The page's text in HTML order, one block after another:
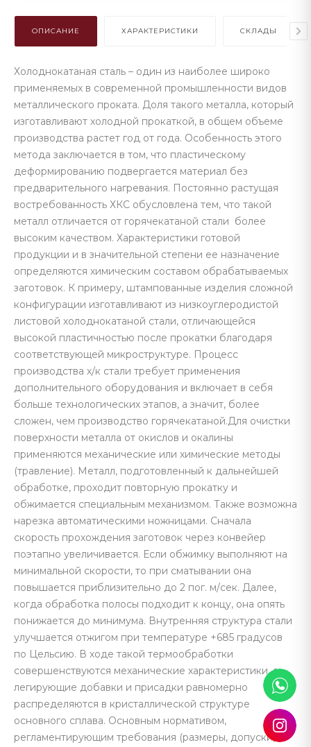
ОПИСАНИЕ ХАРАКТЕРИСТИКИ СКЛАДЫ
Холоднокатаная сталь – один из наиболее широко
применяемых в современной промышленности видов
металлического проката. Доля такого металла, который
изготавливают холодной прокаткой, в общем объеме
производства растет год от года. Особенность этого
метода заключается в том, что пластическому
деформированию подвергается материал без
предварительного нагревания. Постоянно растущая
востребованность ХКС обусловлена тем, что такой
металл отличается от горячекатаной стали более
высоким качеством. Характеристики готовой
продукции и в значительной степени ее назначение
определяются химическим составом обрабатываемых
заготовок. К примеру, штампованные изделия сложной
конфигурации изготавливают из низкоуглеродистой
листовой холоднокатаной стали, отличающейся
высокой пластичностью после прокатки благодаря
соответствующей микроструктуре. Процесс
производства х/к стали требует применения
дополнительного оборудования и включает в себя
больше технологических этапов, а значит, более
сложен, чем производство горячекатаной.Для очистки
поверхности металла от окислов и окалины
применяются механические или химические методы
(травление). Металл, подготовленный к дальнейшей
обработке, проходит повторную прокатку и
обжимается специальным механизмом. Также возможна
нарезка автоматическими ножницами. Сначала
скорость прохождения заготовок через конвейер
поэтапно увеличивается. Если обжимку выполняют на
минимальной скорости, то при сматывании она
повышается приблизительно до 2 пог. м/сек. Далее,
когда обработка полосы подходит к концу, она опять
понижается до минимума. Внутренняя структура стали
улучшается отжигом при температуре +685 градусов
по Цельсию. В ходе такой термообработки
совершенствуются механические характеристики, а
легирующие добавки и присадки равномерно
распределяются в кристаллической структуре
основного сплава. Основным нормативом,
регламентирующим требования (размеры, допуски,